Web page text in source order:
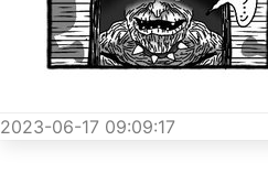
2023-06-17 09:09:17